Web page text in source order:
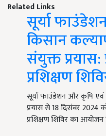
Related Links
सूर्या
किसान
संयुक्त
प्रशिक्षण
सूर्या फाउंडेशन और कृषि
प्रयास से 18 दिसंबर 2024
प्रशिक्षण शिविर का